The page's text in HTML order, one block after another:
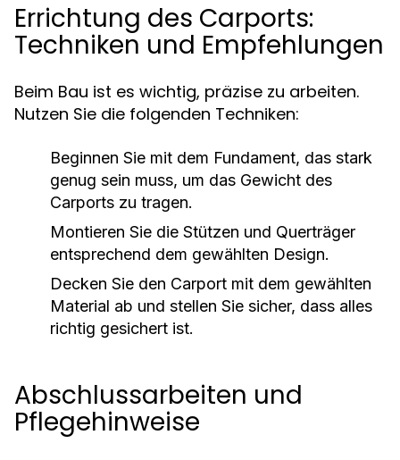
Errichtung des Carports:
Techniken und Empfehlungen
Beim Bau ist es wichtig, präzise zu arbeiten.
Nutzen Sie die folgenden Techniken:
Beginnen Sie mit dem Fundament, das stark
genug sein muss, um das Gewicht des
Carports zu tragen.
Montieren Sie die Stützen und Querträger
entsprechend dem gewählten Design.
Decken Sie den Carport mit dem gewählten
Material ab und stellen Sie sicher, dass alles
richtig gesichert ist.
Abschlussarbeiten und
Pflegehinweise